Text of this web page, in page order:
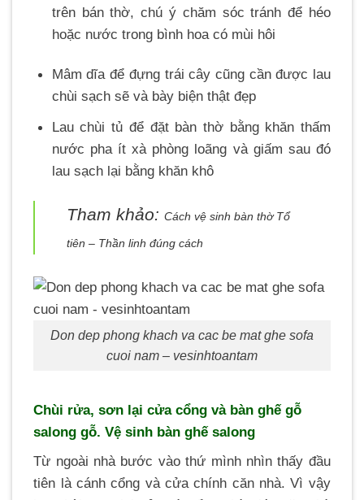
trên bán thờ, chú ý chăm sóc tránh để héo
hoặc nước trong bình hoa có mùi hôi
Mâm dĩa để đựng trái cây cũng cần được lau
chùi sạch sẽ và bày biện thật đẹp
Lau chùi tủ để đặt bàn thờ bằng khăn thấm
nước pha ít xà phòng loãng và giấm sau đó
lau sạch lại bằng khăn khô
Tham khảo:Cách vệ sinh bàn thờ Tổ
tiên – Thần linh đúng cách
Don dep phong khach va cac be mat ghe sofa
cuoi nam – vesinhtoantam
Chùi rửa, sơn lại cửa cổng và bàn ghế gỗ
salong gỗ. Vệ sinh bàn ghế salong
Từ ngoài nhà bước vào thứ mình nhìn thấy đầu
tiên là cánh cổng và cửa chính căn nhà. Vì vậy